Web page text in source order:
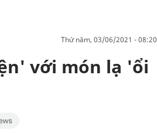
thứ năm, 03/06/2021 - 08:20
với món lạ 'ổi